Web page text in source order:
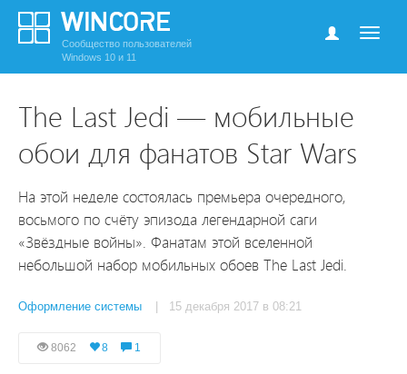
Сообщество пользователей
Windows 10 и 11
The Last Jedi — мобильные
обои для фанатов Star Wars
На этой неделе состоялась премьера очередного,
восьмого по счёту эпизода легендарной саги
«Звёздные войны». Фанатам этой вселенной
небольшой набор мобильных обоев The Last Jedi.
Оформление системы | 15 декабря 2017 в 08:21
8062 8 1